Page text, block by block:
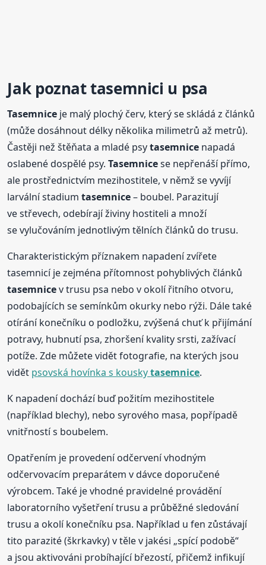
Jak poznat tasemnici u psa
Tasemnice je malý plochý červ, který se skládá z článků
(může dosáhnout délky několika milimetrů až metrů).
Častěji než štěňata a mladé psytasemnice napadá
oslabené dospělé psy.Tasemnicese nepřenáší přímo,
ale prostřednictvím mezihostitele, v němž se vyvíjí
larvální stadiumtasemnice– boubel. Parazitují
ve střevech, odebírají živiny hostiteli a množí
se vylučováním jednotlivým tělních článků do trusu.
Charakteristickým příznakem napadení zvířete
tasemnicí je zejména přítomnost pohyblivých článků
tasemnicev trusu psa nebo v okolí řitního otvoru,
podobajících se semínkům okurky nebo rýži. Dále také
otírání konečníku o podložku, zvýšená chuť k přijímání
potravy, hubnutí psa, zhoršení kvality srsti, zažívací
potíže. Zde můžete vidět fotografie, na kterých jsou
vidět psovská hovínka s kouskytasemnice.
K napadení dochází buď požitím mezihostitele
(například blechy), nebo syrového masa, popřípadě
vnitřností s boubelem.
Opatřením je provedení odčervení vhodným
odčervovacím preparátem v dávce doporučené
výrobcem. Také je vhodné pravidelné provádění
laboratorního vyšetření trusu a průběžné sledování
trusu a okolí konečníku psa. Například u fen zůstávají
tito parazité (škrkavky) v těle v jakési „spící podobě“
a jsou aktivováni probíhající březostí, přičemž infikují